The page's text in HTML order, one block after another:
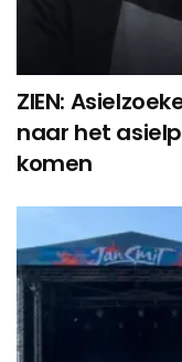
ZIEN:
naar het
komen